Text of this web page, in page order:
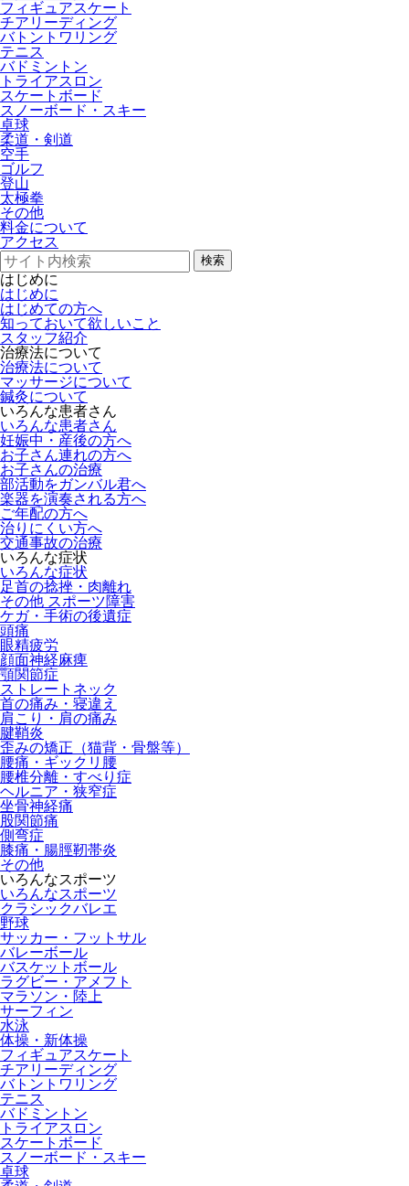
フィギュアスケート
チアリーディング
バトントワリング
テニス
バドミントン
トライアスロン
スケートボード
スノーボード・スキー
卓球
柔道・剣道
空手
ゴルフ
登山
太極拳
その他
料金について
アクセス
検索
はじめに
はじめに
はじめての方へ
知っておいて欲しいこと
スタッフ紹介
治療法について
治療法について
マッサージについて
鍼灸について
いろんな患者さん
いろんな患者さん
妊娠中・産後の方へ
お子さん連れの方へ
お子さんの治療
部活動をガンバル君へ
楽器を演奏される方へ
ご年配の方へ
治りにくい方へ
交通事故の治療
いろんな症状
いろんな症状
足首の捻挫・肉離れ
その他 スポーツ障害
ケガ・手術の後遺症
頭痛
眼精疲労
顔面神経麻痺
顎関節症
ストレートネック
首の痛み・寝違え
肩こり・肩の痛み
腱鞘炎
歪みの矯正（猫背・骨盤等）
腰痛・ギックリ腰
腰椎分離・すべり症
ヘルニア・狭窄症
坐骨神経痛
股関節痛
側弯症
膝痛・腸脛靭帯炎
その他
いろんなスポーツ
いろんなスポーツ
クラシックバレエ
野球
サッカー・フットサル
バレーボール
バスケットボール
ラグビー・アメフト
マラソン・陸上
サーフィン
水泳
体操・新体操
フィギュアスケート
チアリーディング
バトントワリング
テニス
バドミントン
トライアスロン
スケートボード
スノーボード・スキー
卓球